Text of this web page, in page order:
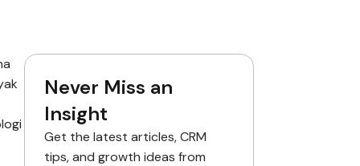
Never Miss an
Insight
Get the latest articles, CRM
tips, and growth ideas from